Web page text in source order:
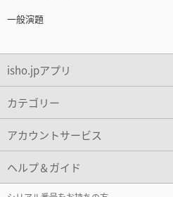
一般演題
isho.jpアプリ
カテゴリー
アカウントサービス
ヘルプ＆ガイド